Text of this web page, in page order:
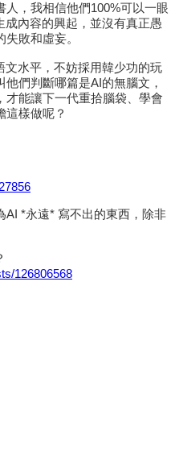
，我相信他們100%可以一眼
內容的興起，並沒有真正愚
敗和虛妄。
水平，不妨採用韓少功的玩
們判斷哪篇是AI的無腦文，
才能讓下一代重拾腦袋、學會
這樣做呢？
AI *永遠* 寫不出的東西，除非
126806568